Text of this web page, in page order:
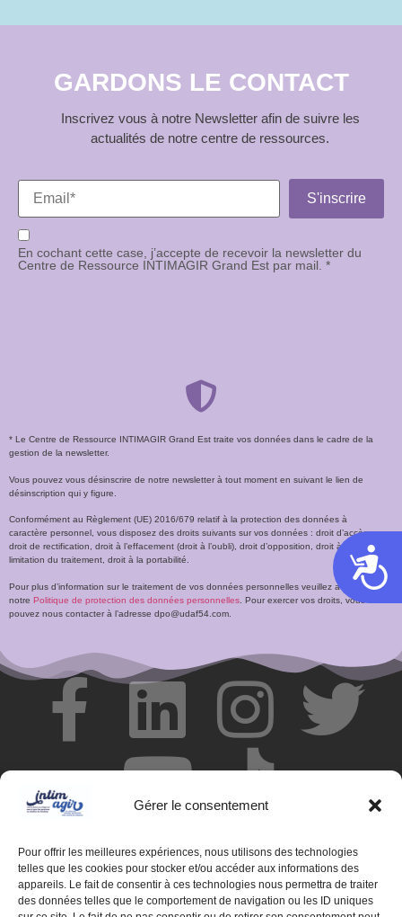
Gérer le consentement
Pour offrir les meilleures expériences, nous utilisons des technologies
telles que les cookies pour stocker et/ou accéder aux informations des
appareils. Le fait de consentir à ces technologies nous permettra de traiter
des données telles que le comportement de navigation ou les ID uniques
GARDONS LE CONTACT
Inscrivez vous à notre Newsletter afin de suivre les
actualités de notre centre de ressources.
En cochant cette case, j’accepte de recevoir la newsletter du
Centre de Ressource INTIMAGIR Grand Est par mail. *
* Le Centre de Ressource INTIMAGIR Grand Est traite vos données dans le cadre de la
gestion de la newsletter.
Vous pouvez vous désinscrire de notre newsletter à tout moment en suivant le lien de
désinscription qui y figure.
Conformément au Règlement (UE) 2016/679 relatif à la protection des données à
caractère personnel, vous disposez des droits suivants sur vos données : droit d’accès,
droit de rectification, droit à l’effacement (droit à l’oubli), droit d’opposition, droit à la
limitation du traitement, droit à la portabilité.
Pour plus d’information sur le traitement de vos données personnelles veuillez accéder à
notre Politique de protection des données personnelles . Pour exercer vos droits, vous
pouvez nous contacter à l’adresse dpo@udaf54.com.
© Centre de ressources INTIMAGIR Grand Est – 124 rue de